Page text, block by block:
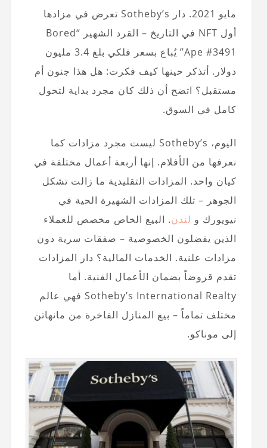
مايو 2021. دار Sotheby’s تعرض في مزادها
أول NFT في التاريخ – القرد الشهير “Bored
Ape #3491” يُباع بسعر فلكي بلغ 3.4 مليون
دولار. أتذكر حينها كيف فكرت: هل هذا جنون أم
مستقبل؟ اتضح أن ذلك كان مجرد بداية لتحول
كامل في السوق.
اليوم، Sotheby’s ليست مجرد مزادات كما
نعرفها من الأفلام. إنها أربعة أعمال مختلفة في
كيان واحد. المزادات التقليدية ما زالت تشكل
الجوهر – تلك المزادات الشهيرة الحية في
نيويورك و لندن. البيع الخاص مخصص للعملاء
الذين يفضلون الخصوصية – صفقات سرية دون
مزادات علنية. الخدمات المالية؟ دار المزادات
تقدم قروضاً بضمان الأعمال الفنية. أما
Sotheby’s International Realty فهي عالم
مختلف تماماً – بيع المنازل الفاخرة من مانهاتن
إلى موناكو.